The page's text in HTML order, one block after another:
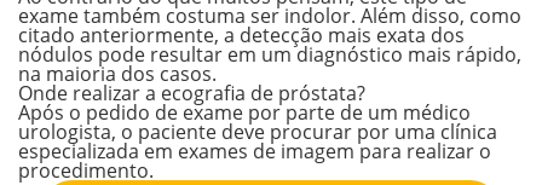
exame também costuma ser indolor. Além disso, como
citado anteriormente, a detecção mais exata dos
nódulos pode resultar em um diagnóstico mais rápido,
na maioria dos casos.
Onde realizar a ecografia de próstata?
Após o pedido de exame por parte de um médico
urologista, o paciente deve procurar por uma clínica
especializada em exames de imagem para realizar o
procedimento.